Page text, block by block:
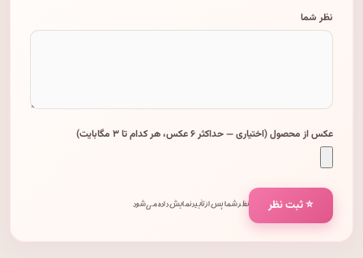
نظر شما
عکس از محصول (اختیاری — حداکثر ۶ عکس، هر کدام تا ۳ مگابایت)
⭐ ثبت نظر نظر شما پس از تأیید نمایش داده می‌شود.